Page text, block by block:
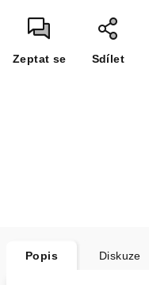
Zeptat se Sdílet
Popis Diskuze